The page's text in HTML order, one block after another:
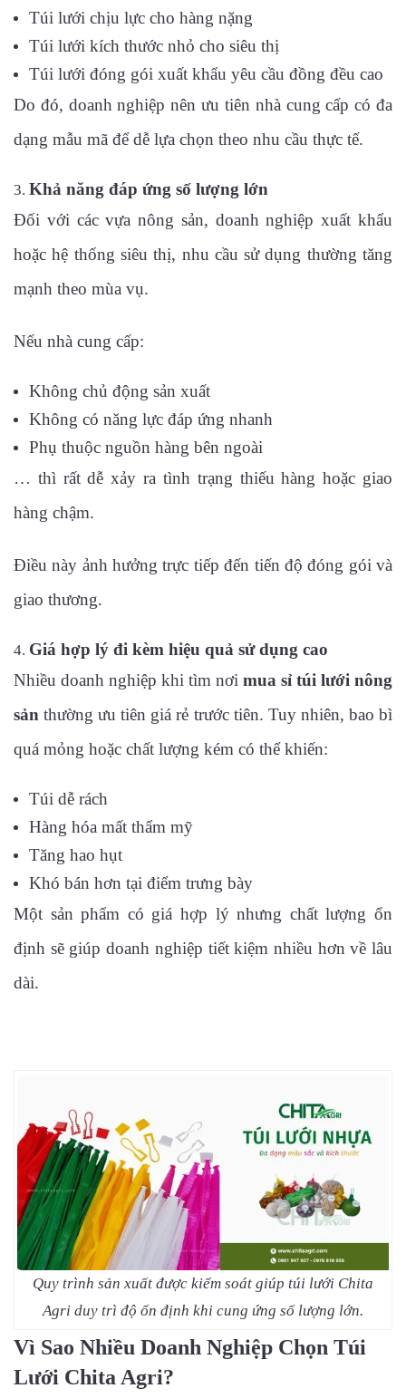
Túi lưới chịu lực cho hàng nặng
Túi lưới kích thước nhỏ cho siêu thị
Túi lưới đóng gói xuất khẩu yêu cầu đồng đều cao
Do đó, doanh nghiệp nên ưu tiên nhà cung cấp có đa
dạng mẫu mã để dễ lựa chọn theo nhu cầu thực tế.
Khả năng đáp ứng số lượng lớn
Đối với các vựa nông sản, doanh nghiệp xuất khẩu
hoặc hệ thống siêu thị, nhu cầu sử dụng thường tăng
mạnh theo mùa vụ.
Nếu nhà cung cấp:
Không chủ động sản xuất
Không có năng lực đáp ứng nhanh
Phụ thuộc nguồn hàng bên ngoài
… thì rất dễ xảy ra tình trạng thiếu hàng hoặc giao
hàng chậm.
Điều này ảnh hưởng trực tiếp đến tiến độ đóng gói và
giao thương.
Giá hợp lý đi kèm hiệu quả sử dụng cao
Nhiều doanh nghiệp khi tìm nơi mua sỉ túi lưới nông
sản thường ưu tiên giá rẻ trước tiên. Tuy nhiên, bao bì
quá mỏng hoặc chất lượng kém có thể khiến:
Túi dễ rách
Hàng hóa mất thẩm mỹ
Tăng hao hụt
Khó bán hơn tại điểm trưng bày
Một sản phẩm có giá hợp lý nhưng chất lượng ổn
định sẽ giúp doanh nghiệp tiết kiệm nhiều hơn về lâu
dài.
Quy trình sản xuất được kiểm soát giúp túi lưới Chita
Agri duy trì độ ổn định khi cung ứng số lượng lớn.
Vì Sao Nhiều Doanh Nghiệp Chọn Túi
Lưới Chita Agri?